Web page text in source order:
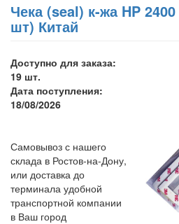
Чека (seal) к-жа HP
шт) Китай
Доступно для заказа:
19 шт.
Дата поступления:
18/08/2026
Самовывоз с нашего
склада в Ростов-на-Дону,
или доставка до
терминала удобной
транспортной компании
в Ваш город